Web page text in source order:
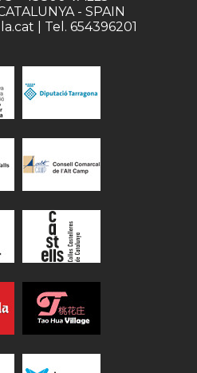
- SPAIN
| Tel. 654396201